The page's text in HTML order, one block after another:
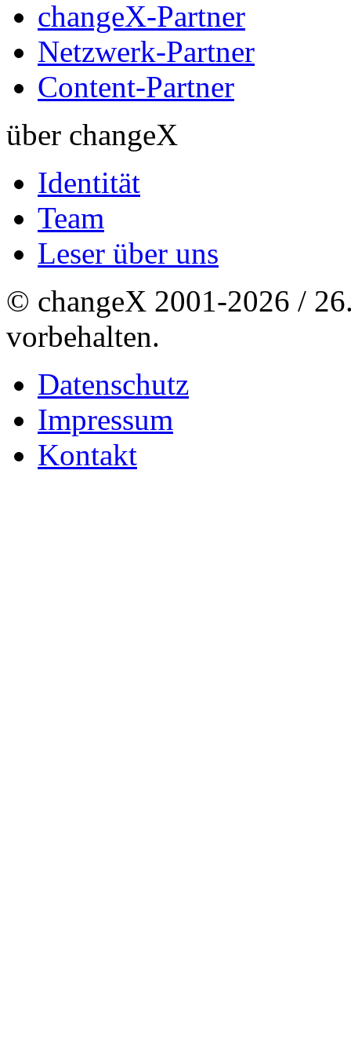
changeX-Partner
Netzwerk-Partner
Content-Partner
über changeX
Identität
Team
Leser über uns
© changeX 2001-2026 /
vorbehalten.
Datenschutz
Impressum
Kontakt